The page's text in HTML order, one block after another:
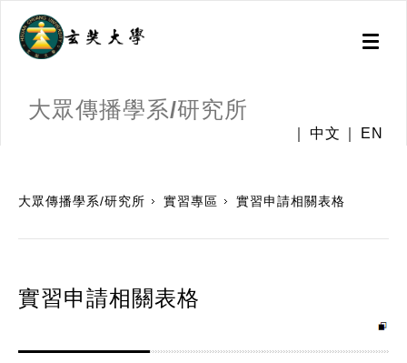
Toggle
大眾傳播學系/研究所
中文 EN
大眾傳播學系/研究所 實習專區 實習申請相關表格
實習申請相關表格